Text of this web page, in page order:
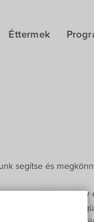
Éttermek
segítse és
településére, amely
nem csak